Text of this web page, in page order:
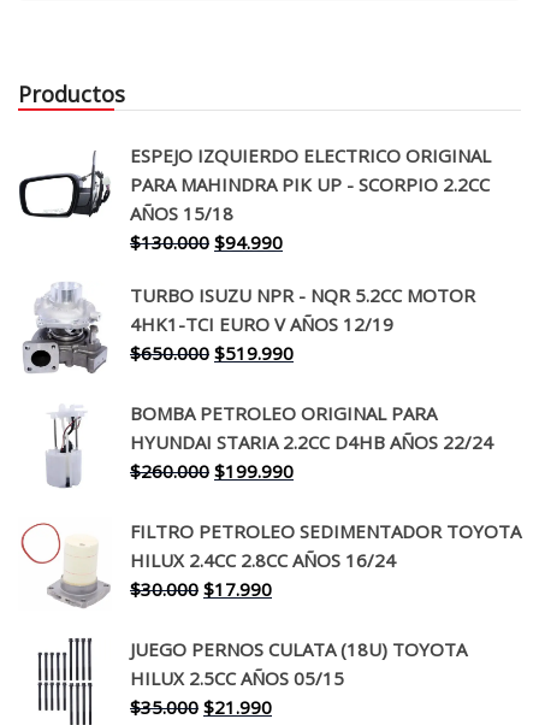
Productos
ESPEJO IZQUIERDO ELECTRICO ORIGINAL
PARA MAHINDRA PIK UP - SCORPIO 2.2CC
AÑOS 15/18
$130.000 El
original
era:
$130.000.
$94.990El
actual
es:
$94.990.
TURBO ISUZU NPR - NQR 5.2CC MOTOR
4HK1-TCI EURO V AÑOS 12/19
$650.000 El
original
era:
$650.000.
$519.990El
actual
es:
$519.990.
BOMBA PETROLEO ORIGINAL PARA
HYUNDAI STARIA 2.2CC D4HB AÑOS 22/24
$260.000 El
original
era:
$260.000.
$199.990El
actual
es:
FILTRO PETROLEO SEDIMENTADOR TOYOTA
HILUX 2.4CC 2.8CC AÑOS 16/24
$30.000 El
original
era:
$30.000.
$17.990El
actual
es:
$17.990.
JUEGO PERNOS CULATA (18U) TOYOTA
HILUX 2.5CC AÑOS 05/15
$35.000 El
$21.990El